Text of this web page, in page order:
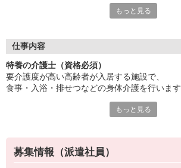
資格手当や夜勤手当も充実しています。
施設ならではの安心感と安定性。
チームで協力し合える環境です。
専門性の高い介護を実践できます！
スキルアップ研修も豊富にご用意。
あなたの頑張りをしっかり評価します。
やりがいのある仕事に挑戦しませんか？
もっと見る
仕事内容
特養の介護士（資格必須）
要介護度が高い高齢者が入居する施設で、
食事・入浴・排せつなどの身体介護を行います
利用者さまの日常生活をサポートし、
資格をお持ちの方はしっかりと活かせる環境が
もっと見る
募集情報（派遣社員）